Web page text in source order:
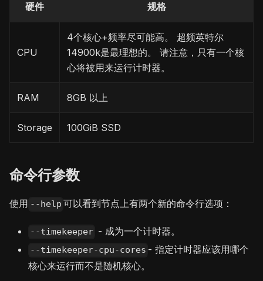
硬件 规格
CPU
4个核心+频率尽可能高。 超频英特尔
14900k是最理想的。 请注意，只有一个核
心将被用来运行计时器。
RAM 8GB 以上
Storage 100GiB SSD
命令行参数
使用 --help 可以看到节点上有两个新的命令行选项：
--timekeeper - 成为一个计时器。
--timekeeper-cpu-cores - 指定计时器应该用哪个
核心来运行而不是随机核心。